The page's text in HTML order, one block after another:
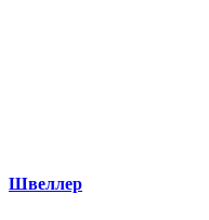
Швеллер